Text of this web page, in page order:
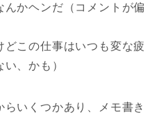
んかヘンだ（コメントが偏
どこの仕事はいつも変な疲
、かも）
いくつかあり、メモ書き